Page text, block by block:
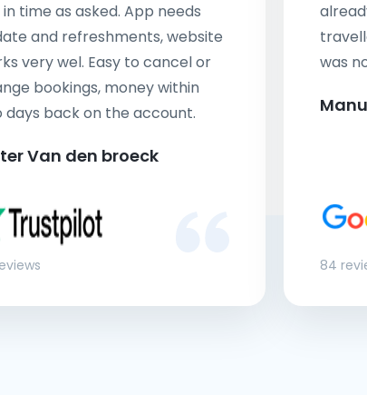
in time as asked. App needs
and refreshments, website
very wel. Easy to cancel or
bookings, money within
days back on the account.
Van den broeck
was
84